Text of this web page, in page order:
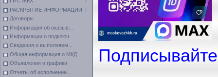
РАСКРЫТИЕ ИНФОРМАЦИИ
Договоры
Информация об оказыв...
Информации о подключ...
Сведения о выполняем...
Общая информация о МКД
Объявления и графики
Отчеты об исполнении...